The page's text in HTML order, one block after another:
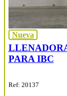
Nueva
PARA IBC
Ref: 20137